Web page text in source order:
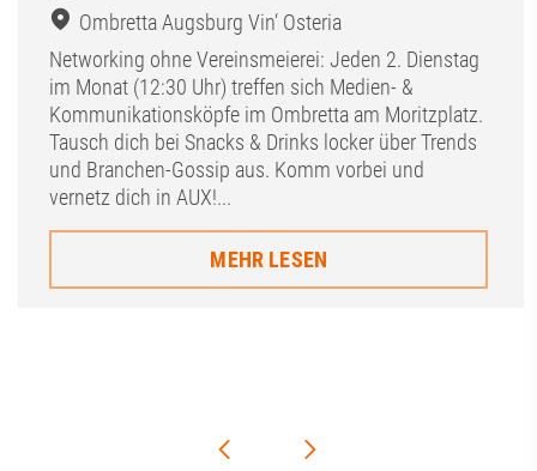
Ombretta Augsburg Vin‘ Osteria
Networking ohne Vereinsmeierei: Jeden 2. Dienstag
im Monat (12:30 Uhr) treffen sich Medien- &
Kommunikationsköpfe im Ombretta am Moritzplatz.
Tausch dich bei Snacks & Drinks locker über Trends
und Branchen-Gossip aus. Komm vorbei und
vernetz dich in AUX!...
MEHR LESEN